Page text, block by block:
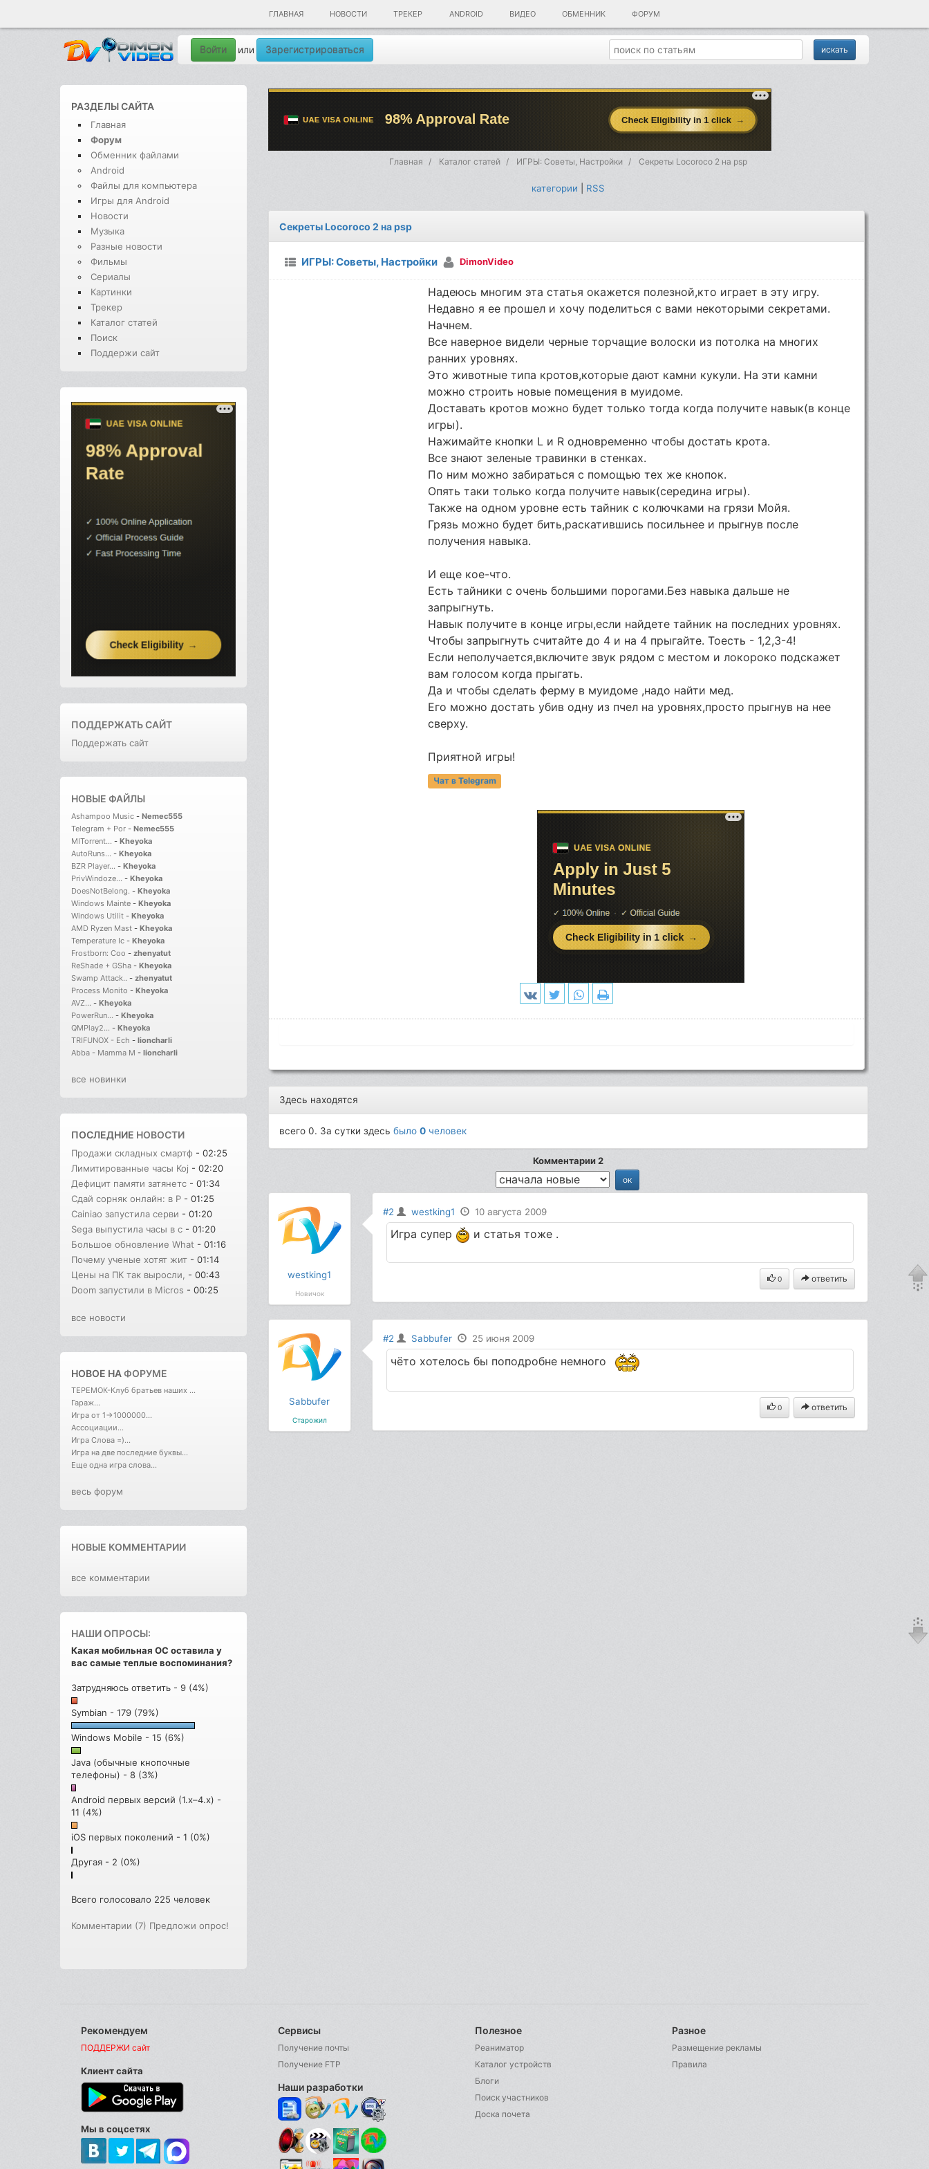
ГЛАВНАЯ НОВОСТИ ТРЕКЕР ANDROID ВИДЕО ОБМЕННИК ФОРУМ
Войти или Зарегистрироваться
РАЗДЕЛЫ САЙТА
Главная
Форум
Обменник файлами
Android
Файлы для компьютера
Игры для Android
Новости
Музыка
Разные новости
Фильмы
Сериалы
Картинки
Трекер
Каталог статей
Поиск
Поддержи сайт
ПОДДЕРЖАТЬ САЙТ
Поддержать сайт
НОВЫЕ ФАЙЛЫ
Ashampoo Music - Nemec555
Telegram + Por - Nemec555
MITorrent... - Kheyoka
AutoRuns... - Kheyoka
BZR Player... - Kheyoka
PrivWindoze... - Kheyoka
DoesNotBelong. - Kheyoka
Windows Mainte - Kheyoka
Windows Utilit - Kheyoka
AMD Ryzen Mast - Kheyoka
Temperature Ic - Kheyoka
Frostborn: Coo - zhenyatut
ReShade + GSha - Kheyoka
Swamp Attack.. - zhenyatut
Process Monito - Kheyoka
AVZ... - Kheyoka
PowerRun... - Kheyoka
QMPlay2... - Kheyoka
TRIFUNOX - Ech - lioncharli
Abba - Mamma M - lioncharli
все новинки
ПОСЛЕДНИЕ НОВОСТИ
Продажи складных смартф - 02:25
Лимитированные часы Koj - 02:20
Дефицит памяти затянетс - 01:34
Сдай сорняк онлайн: в Р - 01:25
Cainiao запустила серви - 01:20
Sega выпустила часы в с - 01:20
Большое обновление What - 01:16
Почему ученые хотят жит - 01:14
Цены на ПК так выросли, - 00:43
Doom запустили в Micros - 00:25
все новости
НОВОЕ НАФОРУМЕ
ТЕРЕМОК-Клуб братьев наших ...
Гараж...
Игра от 1->1000000...
Ассоциации...
Игра Слова =)...
Игра на две последние буквы...
Еще одна игра слова...
весь форум
НОВЫЕ КОММЕНТАРИИ
все комментарии
НАШИ ОПРОСЫ:
Какая мобильная ОС оставила у
вас самые теплые воспоминания?
Затрудняюсь ответить - 9 (4%)
Symbian - 179 (79%)
Windows Mobile - 15 (6%)
Java (обычные кнопочные
телефоны) - 8 (3%)
Android первых версий (1.x–4.x) -
11 (4%)
iOS первых поколений - 1 (0%)
Другая - 2 (0%)
Всего голосовало 225 человек
Комментарии (7) Предложи опрос!
Главная Каталог статей ИГРЫ: Советы, Настройки Секреты Locoroco 2 на psp
категории RSS
Секреты Locoroco 2 на psp
ИГРЫ: Советы, Настройки DimonVideo
Надеюсь многим эта статья окажется полезной,кто играет в эту игру.
Недавно я ее прошел и хочу поделиться с вами некоторыми секретами.
Начнем.
Все наверное видели черные торчащие волоски из потолка на многих
ранних уровнях.
Это животные типа кротов,которые дают камни кукули. На эти камни
можно строить новые помещения в муидоме.
Доставать кротов можно будет только тогда когда получите навык(в конце
игры).
Нажимайте кнопки L и R одновременно чтобы достать крота.
Все знают зеленые травинки в стенках.
По ним можно забираться с помощью тех же кнопок.
Опять таки только когда получите навык(середина игры).
Также на одном уровне есть тайник с колючками на грязи Мойя.
Грязь можно будет бить,раскатившись посильнее и прыгнув после
получения навыка.
И еще кое-что.
Есть тайники с очень большими порогами.Без навыка дальше не
запрыгнуть.
Навык получите в конце игры,если найдете тайник на последних уровнях.
Чтобы запрыгнуть считайте до 4 и на 4 прыгайте. Тоесть - 1,2,3-4!
Если неполучается,включите звук рядом с местом и локороко подскажет
вам голосом когда прыгать.
Да и чтобы сделать ферму в муидоме ,надо найти мед.
Его можно достать убив одну из пчел на уровнях,просто прыгнув на нее
сверху.
Приятной игры!
Чат в Telegram
Здесь находятся
всего 0. За сутки здесьбыло0 человек
Комментарии 2
westking1
Новичок
#2 westking1 10 августа 2009
Игра супер и статья тоже .
0 ответить
Sabbufer
Старожил
#2 Sabbufer 25 июня 2009
чёто хотелось бы поподробне немного
0 ответить
Рекомендуем
ПОДДЕРЖИ сайт
Клиент сайта
Мы в соцсетях
Сервисы
Получение почты
Получение FTP
Наши разработки
Полезное
Реаниматор
Каталог устройств
Блоги
Поиск участников
Доска почета
Разное
Размещение рекламы
Правила